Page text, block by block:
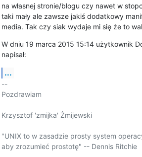
na własnej stronie/blogu czy nawet w
taki mały ale zawsze jakiś dodatkowy
media. Tak czy siak wydaje mi się że to
W dniu 19 marca 2015 15:14 użytkownik
napisał:
...
--
Pozdrawiam
Krzysztof 'zmijka' Żmijewski
"UNIX to w zasadzie prosty system
aby zrozumieć prostotę" -- Dennis Ritchie